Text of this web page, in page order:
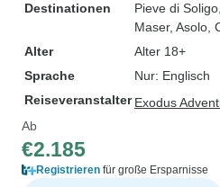
Destinationen
Pieve di Soligo
Maser, Asolo ,
Alter
Alter 18+
Sprache
Nur: Englisch
Reiseveranstalter Exodus
Ab
€2.185
Registrieren für große Ersparnisse